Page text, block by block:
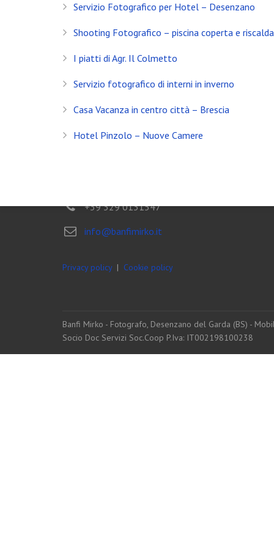
Servizio Fotografico per Hotel – Desenzano
Shooting Fotografico – piscina coperta e
I piatti di Agr. Il Colmetto
Servizio fotografico di interni in inverno
Casa Vacanza in centro città – Brescia
Hotel Pinzolo – Nuove Camere
Servizio Fotografico Immobiliare – Brescia
Con l’arrivo del 2021 inizia anche il decimo anno
Shooting in Limonaia
Update Showroom CLERICI
CONTATTI
+39 329 0131547
info@banfimirko.it
Privacy policy| Cookie policy
Banfi Mirko - Fotografo, Desenzano del Garda (BS) -
Socio Doc Servizi Soc.Coop P.Iva: IT002198100238